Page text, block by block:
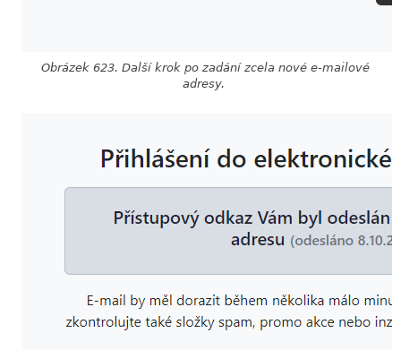
Obrázek 623. Další krok po zadání zcela nové e-mailové
adresy.